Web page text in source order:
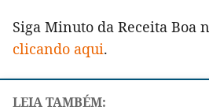
Siga Minuto da Receita Boa
clicando aqui.